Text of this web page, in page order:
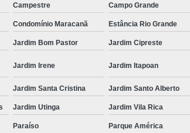
Campestre Campo Grande
Condomínio Maracanã Estância Rio Grande
Jardim Bom Pastor Jardim Cipreste
Jardim Irene Jardim Itapoan
Jardim Santa Cristina Jardim Santo Alberto
Jardim Utinga Jardim Vila Rica
Paraíso Parque América